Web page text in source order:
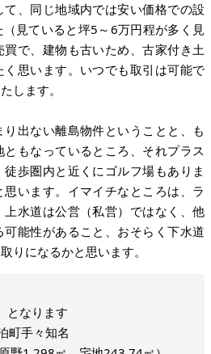
、同じ地域内では安い価格での設
見ていると坪5～6万円程が多く見
で、建物も古いため、古家付き土
思います。いつでも取引は可能で
します。
出ない離島物件ということと、も
もなっているところ、それプラス
歩圏内と近くにゴルフ場もありま
います。イマイチなところは、ラ
水道は公営（私営）ではなく、他
能性があること、おそらく下水道
りになるかと思います。
となります
町手々知名